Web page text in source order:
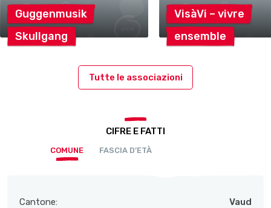
Guggenmusik
Skullgang
VisàVi – vivre
ensemble
Tutte le associazioni
CIFRE E FATTI
COMUNE FASCIA D’ETÀ
Cantone:
Vaud